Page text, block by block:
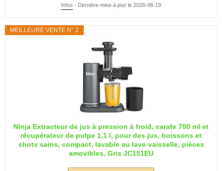
Infos - Dernière mise à jour le 2026-06-19
MEILLEURE VENTE N° 2
Ninja Extracteur de jus à pression à froid, carafe 700 ml et
récupérateur de pulpe 1,1 l, pour des jus, boissons et
shots sains, compact, lavable au lave-vaisselle, pièces
amovibles, Gris JC151EU